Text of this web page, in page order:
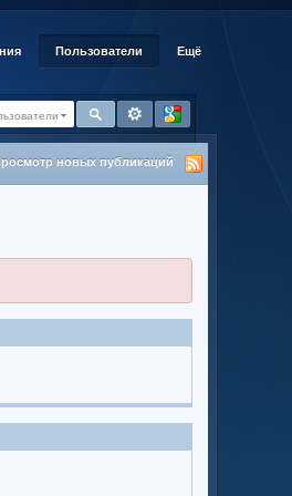
Пользователи Ещё
новых публикаций